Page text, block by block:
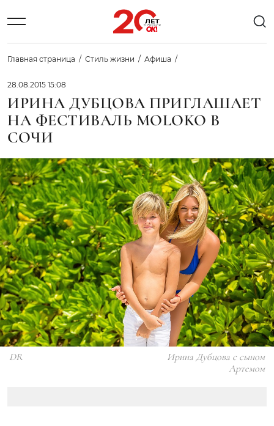
Главная страница Стиль жизни Афиша
28.08.2015 15:08
ИРИНА ДУБЦОВА ПРИГЛАШАЕТ
НА ФЕСТИВАЛЬ MOLOKO В
СОЧИ
DR
Ирина Дубцова с сыном
Артемом